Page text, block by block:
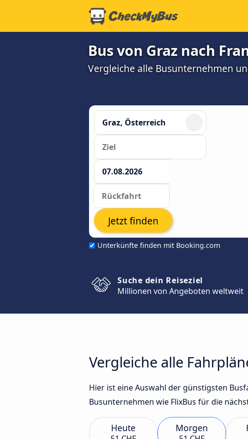
Bus von Graz nach
Vergleiche alle Busunternehmen
Unterkünfte finden mit Booking.com
Jetzt finden
Suche dein Reiseziel
Millionen von Angeboten weltweit
Vergleiche alle
Hier ist eine Auswahl der günstigsten
Busunternehmen wie FlixBus für die
Heute Morgen